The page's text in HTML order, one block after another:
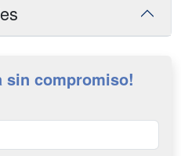
sin compromiso!